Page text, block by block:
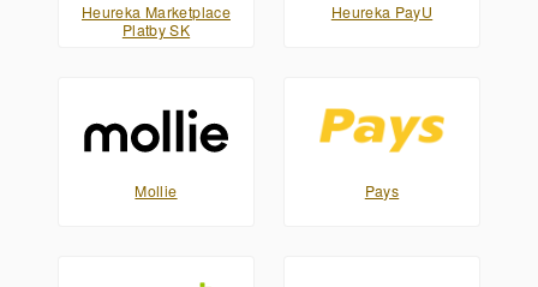
Heureka Marketplace
Platby SK
Heureka PayU
Mollie Pays